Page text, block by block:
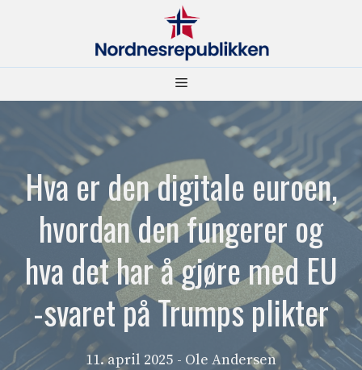
Meny
Hva er den digitale euroen,
hvordan den fungerer og
hva det har å gjøre med EU
-svaret på Trumps plikter
11. april 2025 - Ole Andersen